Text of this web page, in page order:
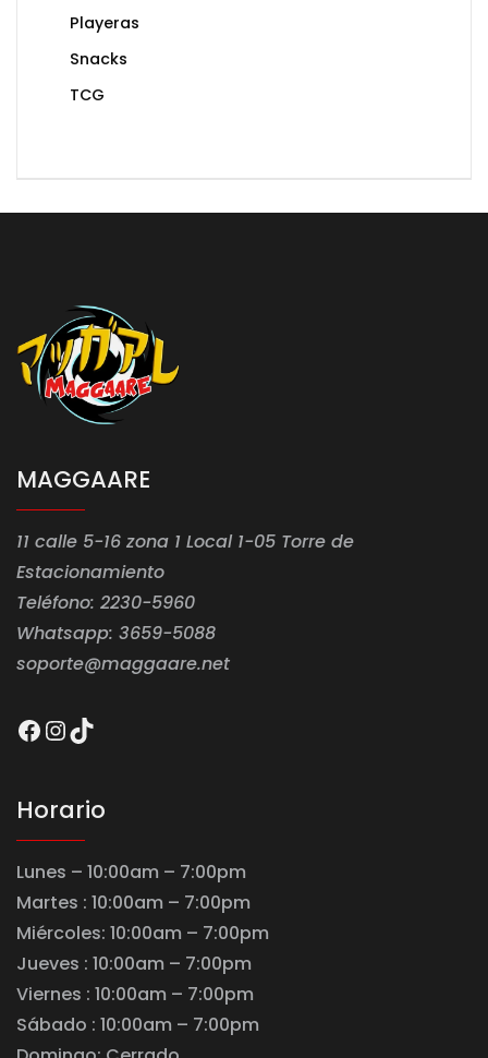
Playeras
Snacks
TCG
MAGGAARE
11 calle 5-16 zona 1 Local 1-05 Torre de
Estacionamiento
Teléfono: 2230-5960
Whatsapp: 3659-5088
soporte@maggaare.net
Facebook
Instagram
TikTok
Horario
Lunes – 10:00am – 7:00pm
Martes : 10:00am – 7:00pm
Miércoles: 10:00am – 7:00pm
Jueves : 10:00am – 7:00pm
Viernes : 10:00am – 7:00pm
Sábado : 10:00am – 7:00pm